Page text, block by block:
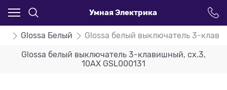
Умная Электрика
Glossa Белый Glossa белый выключатель 3-
Glossa белый выключатель 3-клавишный, сх.3,
10АХ GSL000131